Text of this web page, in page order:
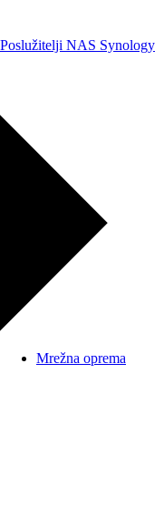
Poslužitelji NAS Synology
Mrežna oprema